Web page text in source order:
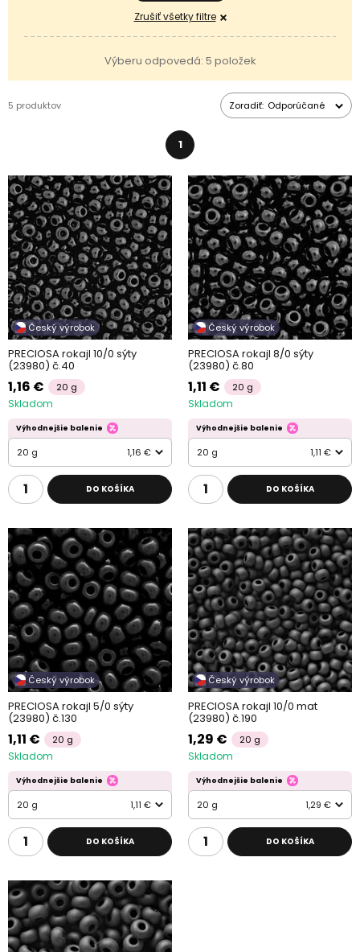
Zrušiť všetky filtre
Výberu odpovedá: 5 položek
5 produktov Zoradiť: Odporúčané
1
Český výrobok
PRECIOSA rokajl 10/0 sýty
(23980) č.40
1,16 € 20 g
Skladom
Výhodnejšie balenie
20 g 1,16 €
DO KOŠÍKA
Český výrobok
PRECIOSA rokajl 8/0 sýty
(23980) č.80
1,11 € 20 g
Skladom
Výhodnejšie balenie
20 g 1,11 €
DO KOŠÍKA
Český výrobok
PRECIOSA rokajl 5/0 sýty
(23980) č.130
1,11 € 20 g
Skladom
Výhodnejšie balenie
20 g 1,11 €
DO KOŠÍKA
Český výrobok
PRECIOSA rokajl 10/0 mat
(23980) č.190
1,29 € 20 g
Skladom
Výhodnejšie balenie
20 g 1,29 €
DO KOŠÍKA